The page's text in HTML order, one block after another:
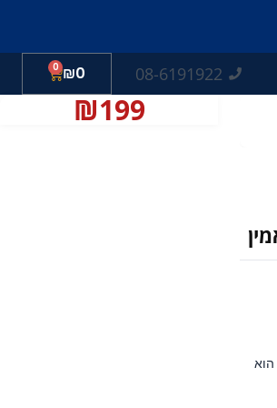
08-6191922
₪0
0
עגלת
קניות
₪199
הוא